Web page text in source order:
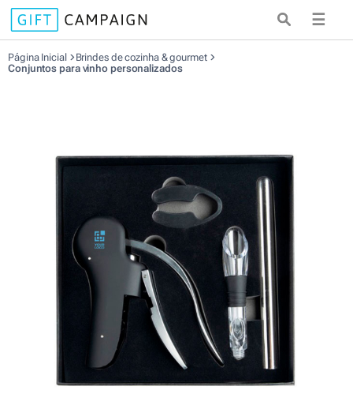
☰
Página Inicial
Brindes de cozinha & gourmet
Conjuntos para vinho personalizados